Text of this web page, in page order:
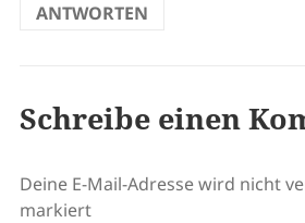
ANTWORTEN
Schreibe einen
Deine E-Mail-Adresse wird nicht
markiert